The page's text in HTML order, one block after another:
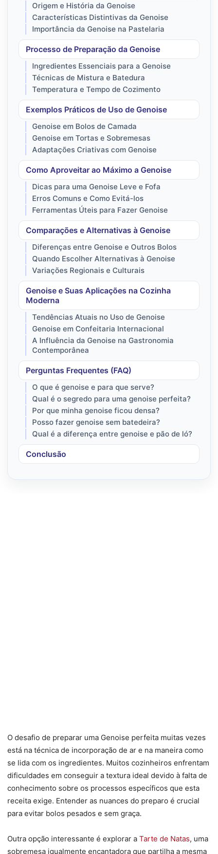
Origem e História da Genoise
Características Distintivas da Genoise
Importância da Genoise na Pastelaria
Processo de Preparação da Genoise
Ingredientes Essenciais para a Genoise
Técnicas de Mistura e Batedura
Temperatura e Tempo de Cozimento
Exemplos Práticos de Uso de Genoise
Genoise em Bolos de Camada
Genoise em Tortas e Sobremesas
Adaptações Criativas com Genoise
Como Aproveitar ao Máximo a Genoise
Dicas para uma Genoise Leve e Fofa
Erros Comuns e Como Evitá-los
Ferramentas Úteis para Fazer Genoise
Comparações e Alternativas à Genoise
Diferenças entre Genoise e Outros Bolos
Quando Escolher Alternativas à Genoise
Variações Regionais e Culturais
Genoise e Suas Aplicações na Cozinha
Moderna
Tendências Atuais no Uso de Genoise
Genoise em Confeitaria Internacional
A Influência da Genoise na Gastronomia
Contemporânea
Perguntas Frequentes (FAQ)
O que é genoise e para que serve?
Qual é o segredo para uma genoise perfeita?
Por que minha genoise ficou densa?
Posso fazer genoise sem batedeira?
Qual é a diferença entre genoise e pão de ló?
Conclusão
O desafio de preparar uma Genoise perfeita muitas vezes
está na técnica de incorporação de ar e na maneira como
se lida com os ingredientes. Muitos cozinheiros enfrentam
dificuldades em conseguir a textura ideal devido à falta de
conhecimento sobre os processos específicos que esta
receita exige. Entender as nuances do preparo é crucial
para evitar bolos pesados e sem graça.
Outra opção interessante é explorar a Tarte de Natas, uma
sobremesa igualmente encantadora que partilha a mesma